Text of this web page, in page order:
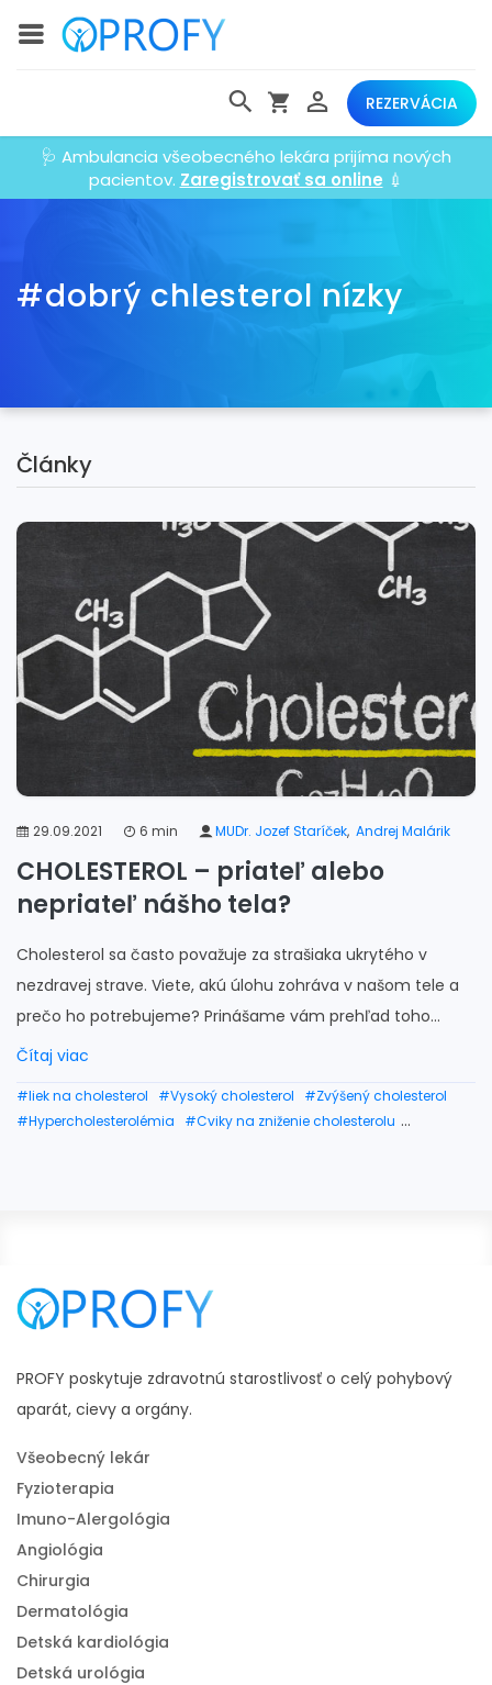
REZERVÁCIA
🩺 Ambulancia všeobecného lekára prijíma nových
pacientov. Zaregistrovať sa online 💉
#dobrý chlesterol nízky
Články
29.09.2021 6 min MUDr. Jozef Staríček, Andrej Malárik
CHOLESTEROL – priateľ alebo
nepriateľ nášho tela?
Cholesterol sa často považuje za strašiaka ukrytého v
nezdravej strave. Viete, akú úlohu zohráva v našom tele a
prečo ho potrebujeme? Prinášame vám prehľad toho...
Čítaj viac
#liek na cholesterol #Vysoký cholesterol
#Zvýšený cholesterol
#Hypercholesterolémia
#Cviky na zniženie cholesterolu
PROFY poskytuje zdravotnú starostlivosť o celý pohybový
aparát, cievy a orgány.
Všeobecný lekár
Fyzioterapia
Imuno-Alergológia
Angiológia
Chirurgia
Dermatológia
Detská kardiológia
Detská urológia